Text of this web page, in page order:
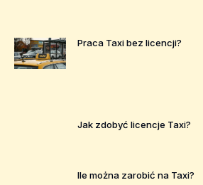
Praca Taxi bez licencji?
Jak zdobyć licencje Taxi?
Ile można zarobić na Taxi?